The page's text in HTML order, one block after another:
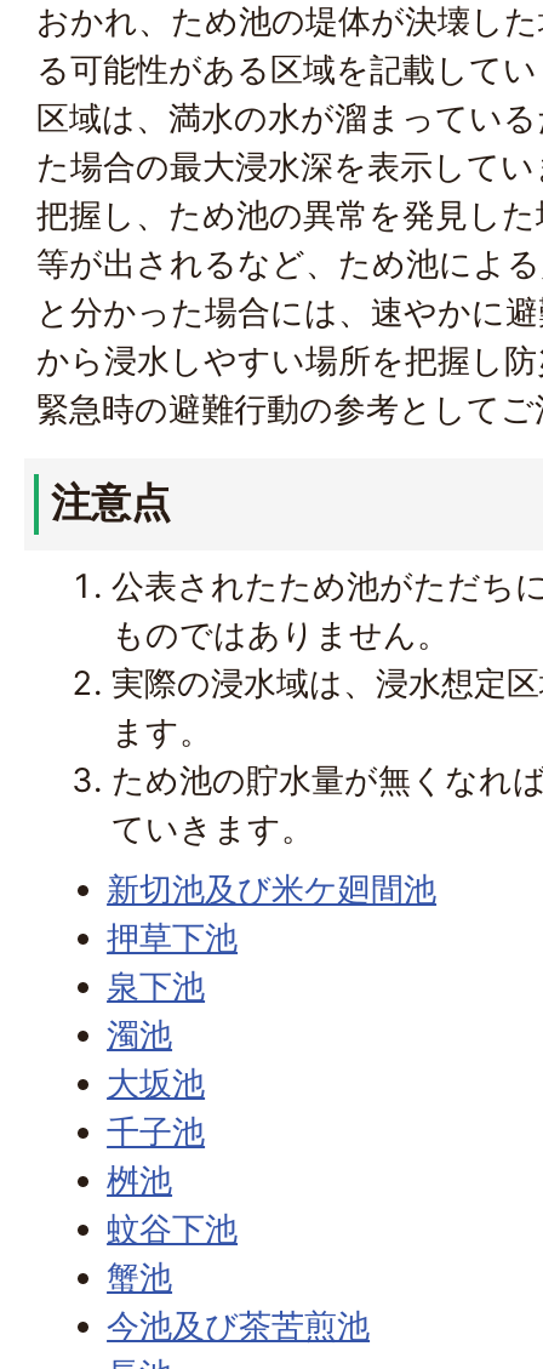
おかれ、ため池の堤体が決壊し
る可能性がある区域を記載して
区域は、満水の水が溜まってい
た場合の最大浸水深を表示して
把握し、ため池の異常を発見し
等が出されるなど、ため池によ
と分かった場合には、速やかに
から浸水しやすい場所を把握し
緊急時の避難行動の参考として
注意点
公表されたため池がただち
ものではありません。
実際の浸水域は、浸水想定
ます。
ため池の貯水量が無くなれ
ていきます。
新切池及び米ケ廻間池
押草下池
泉下池
濁池
大坂池
千子池
桝池
蚊谷下池
蟹池
今池及び茶苦煎池